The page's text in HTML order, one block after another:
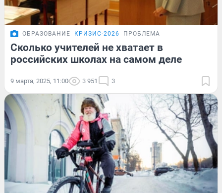
ОБРАЗОВАНИЕ КРИЗИС-2026 ПРОБЛЕМА
Сколько учителей не хватает в
российских школах на самом деле
9 марта, 2025, 11:00 3 951 3